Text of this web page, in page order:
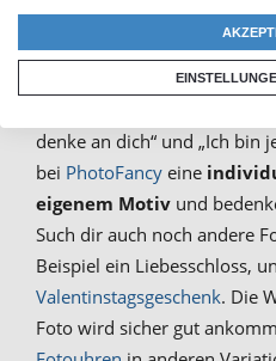
Eine Herz-Wanduhr mit
auch eine schöne
denke an dich“ und „Ich bin
bei PhotoFancy eine
eigenem Motiv und
Such dir auch noch andere
Beispiel ein Liebesschloss,
Valentinstagsgeschenk. Die
Foto wird sicher gut